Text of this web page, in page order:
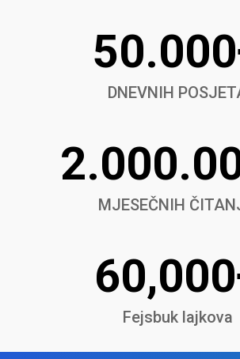
DNEVNIH
MJESEČNIH
Fejsbuk lajkova